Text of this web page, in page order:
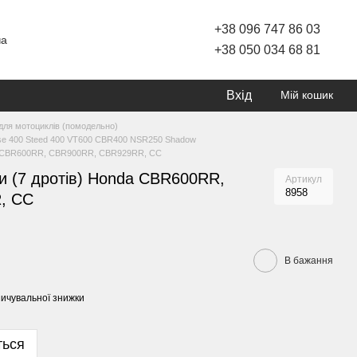
+38 096 747 86 03
+38 050 034 68 81
Вхід Мій кошик
мотоциклів (помодельно)
400 Steed 400 VT600 CBR400 NSR250 Shadow
CBR900RR, CBR929RR, CC
(7 дротів) Honda CBR600RR,
CC
Артикул
8958
В бажання
знижки